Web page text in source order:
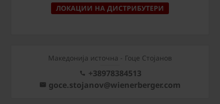
ЛОКАЦИИ НА ДИСТРИБУТЕРИ
Македонија источна - Гоце Стојанов
+38978384513
goce.stojanov@wienerberger.com